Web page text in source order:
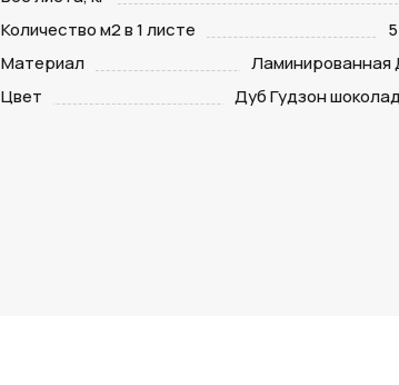
Количество м2 в 1 листе
Материал
Цвет
Дуб Гудзон